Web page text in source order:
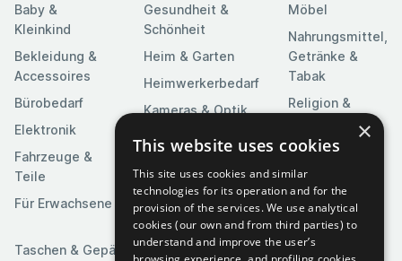
Baby &
Kleinkind
Bekleidung &
Accessoires
Bürobedarf
Elektronik
Fahrzeuge &
Teile
Für Erwachsene
Gesundheit &
Schönheit
Heim & Garten
Heimwerkerbedarf
Kameras & Optik
Kunst &
Unterhaltung
Medien
Möbel
Nahrungsmittel,
Getränke &
Tabak
Religion &
Feierlichkeiten
Software
Spielzeuge &
Spiele
Sportartikel
Taschen & Gepäck
×
This website uses cookies
This site uses cookies and similar
technologies for its operation and for the
provision of the services. We use analytical
cookies (our own and from third parties) to
understand and improve the user’s